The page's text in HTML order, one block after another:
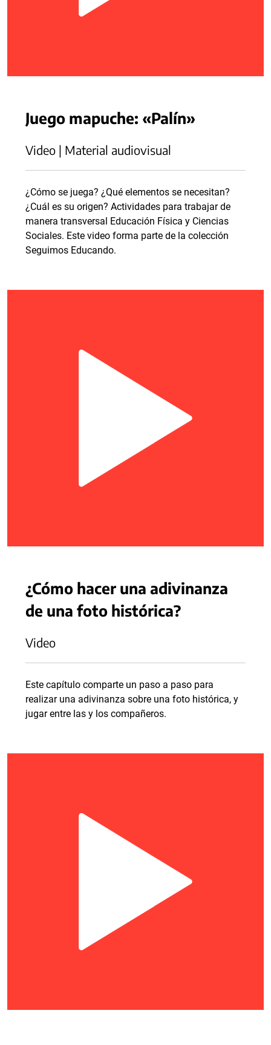
Juego mapuche: «Palín»
Video | Material audiovisual
¿Cómo se juega? ¿Qué elementos se necesitan?
¿Cuál es su origen? Actividades para trabajar de
manera transversal Educación Física y Ciencias
Sociales. Este video forma parte de la colección
Seguimos Educando.
¿Cómo hacer una adivinanza
de una foto histórica?
Video
Este capítulo comparte un paso a paso para
realizar una adivinanza sobre una foto histórica, y
jugar entre las y los compañeros.